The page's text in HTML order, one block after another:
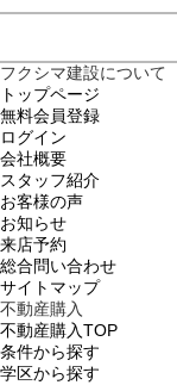
フクシマ建設について
トップページ
無料会員登録
ログイン
会社概要
スタッフ紹介
お客様の声
お知らせ
来店予約
総合問い合わせ
サイトマップ
不動産購入
不動産購入TOP
条件から探す
学区から探す